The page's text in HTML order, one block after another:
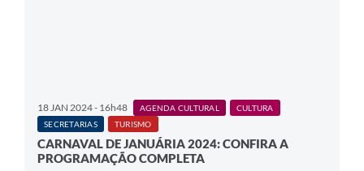
18 JAN 2024 - 16h48 AGENDA CULTURAL
CULTURA
SECRETARIAS
TURISMO
CARNAVAL DE JANUÁRIA 2024: CONFIRA A
PROGRAMAÇÃO COMPLETA